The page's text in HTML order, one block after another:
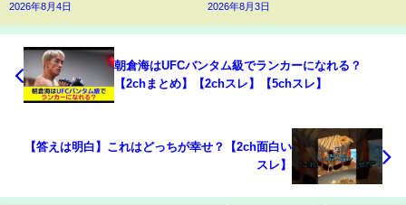
2026年8月4日 2026年8月3日
朝倉海はUFCバンタム級でランカーになれる？
【2chまとめ】【2chスレ】【5chスレ】
【答えは明白】これはどっちが幸せ？【2ch面白い
スレ】